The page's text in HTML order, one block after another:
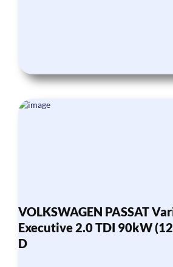
VOLKSWAGEN PASSAT
Executive 2.0 TDI 90kW
D